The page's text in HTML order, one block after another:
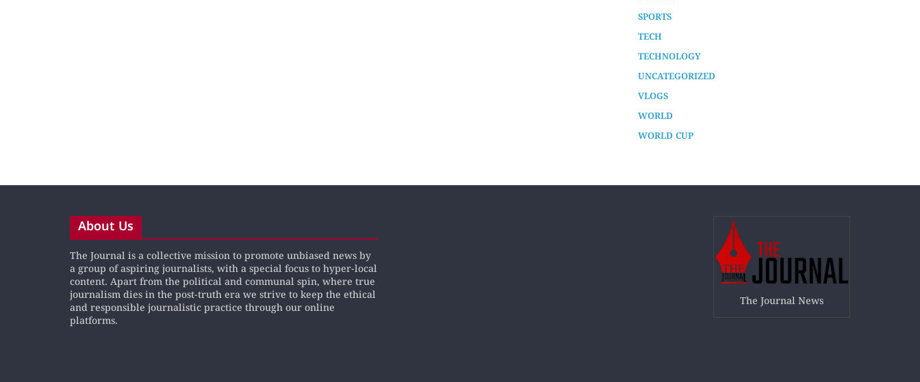
NATIONAL
POLITICS
SCIENCE
SPORTS
TECH
TECHNOLOGY
UNCATEGORIZED
About Us
The Journal is a collective mission to promote unbiased news by
a group of aspiring journalists, with a special focus to hyper-local